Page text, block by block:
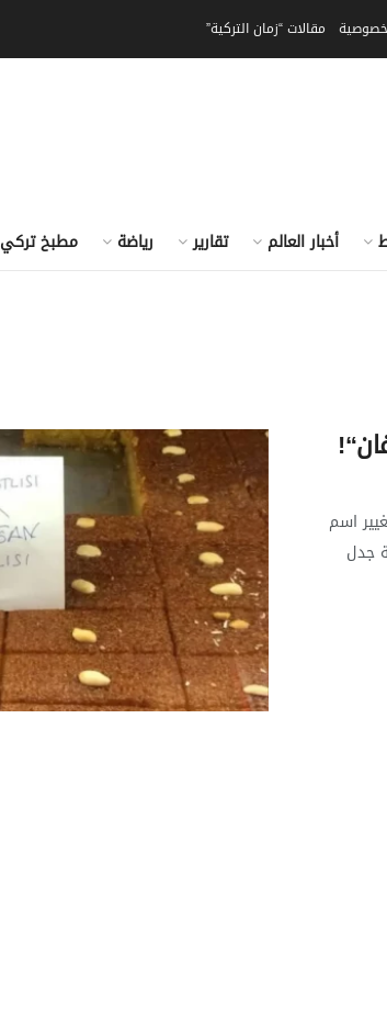
مقالات “زمان التركية”
أخبار العالم تقارير رياضة مطبخ تركي
اسم
جدل